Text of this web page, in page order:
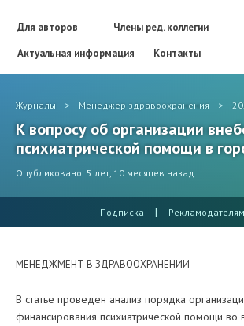
Для авторов Члены ред. коллегии
Актуальная информация
Контакты
Журналы > Менеджер здравоохранения >
К вопросу об организации
психиатрической помощи в
Опубликовано: 5 лет, 10 месяцев назад
Подписка | Рекламодателям
МЕНЕДЖМЕНТ В ЗДРАВООХРАНЕНИИ
В статье проведен анализ порядка
финансирования психиатрической помощи во